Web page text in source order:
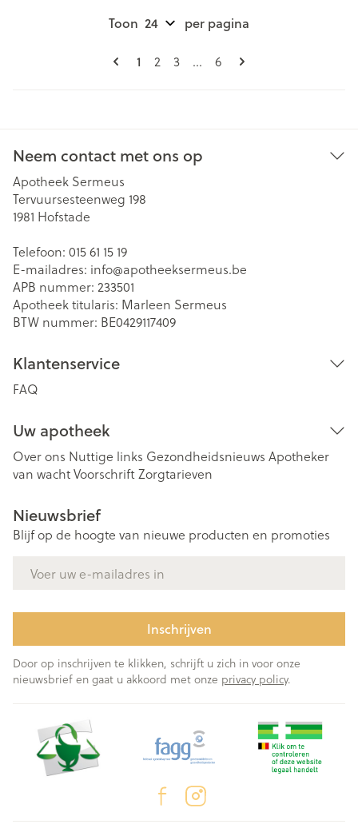
Pagina's
U lees momenteel pagina
1 Pagina
2 Pagina
3 ... Pagina
6
Toon per pagina
Neem contact met ons op
Apotheek Sermeus
Tervuursesteenweg 198
1981 Hofstade
Telefoon: 015 61 15 19
E-mailadres: info@apotheeksermeus.be
APB nummer: 233501
Apotheek titularis: Marleen Sermeus
BTW nummer: BE0429117409
Klantenservice
FAQ
Uw apotheek
Over ons Nuttige links Gezondheidsnieuws Apotheker
van wachtVoorschriftZorgtarieven
Nieuwsbrief
Blijf op de hoogte van nieuwe producten en promoties
Inschrijven
Door op inschrijven te klikken, schrijft u zich in voor onze
nieuwsbrief en gaat u akkoord met onze privacy policy.